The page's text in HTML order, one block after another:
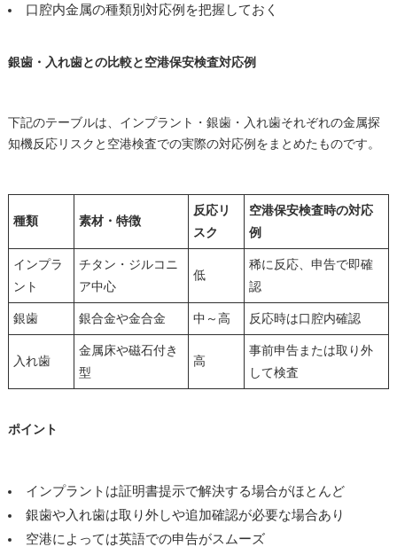
口腔内金属の種類別対応例を把握しておく
銀歯・入れ歯との比較と空港保安検査対応例
下記のテーブルは、インプラント・銀歯・入れ歯それぞれの金属探
知機反応リスクと空港検査での実際の対応例をまとめたものです。
種類 素材・特徴
反応リ
スク
空港保安検査時の対応
例
インプラ
ント
チタン・ジルコニ
ア中心
低
稀に反応、申告で即確
認
銀歯 銀合金や金合金 中～高 反応時は口腔内確認
入れ歯
金属床や磁石付き
型
高
事前申告または取り外
して検査
ポイント
インプラントは証明書提示で解決する場合がほとんど
銀歯や入れ歯は取り外しや追加確認が必要な場合あり
空港によっては英語での申告がスムーズ